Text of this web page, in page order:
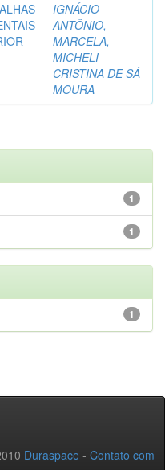
IGNÁCIO
ANTÔNIO,
MARCELA,
MICHELI
CRISTINA DE SÁ
MOURA
1
1
1
Duraspace - Contato com